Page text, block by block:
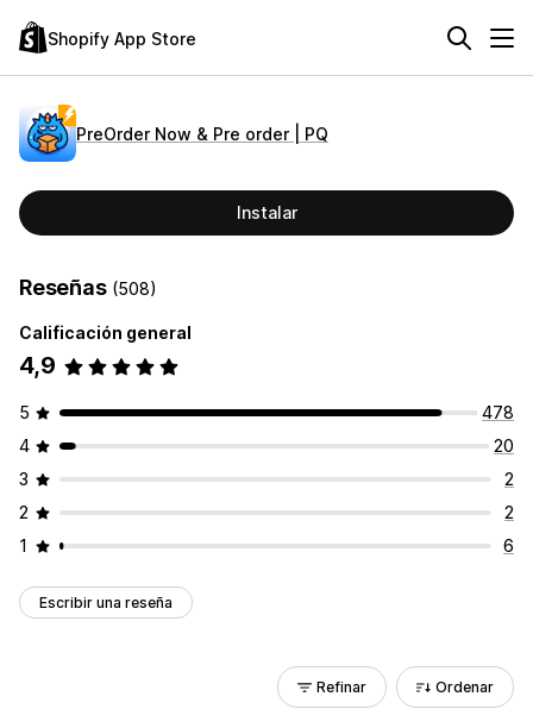
Shopify App Store
PreOrder Now & Pre order | PQ
Instalar
Reseñas (508)
Calificación general
4,9
5
478
4
20
3
2
2
2
1
6
Escribir una reseña
Refinar Ordenar